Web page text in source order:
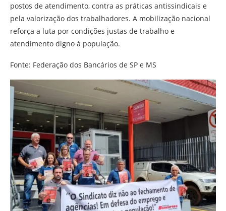
postos de atendimento, contra as práticas antissindicais e
pela valorização dos trabalhadores. A mobilização nacional
reforça a luta por condições justas de trabalho e
atendimento digno à população.
Fonte: Federação dos Bancários de SP e MS